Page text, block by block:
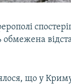
обмежена
що у